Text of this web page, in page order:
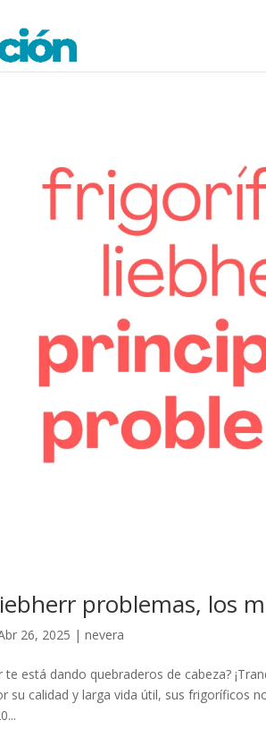
problemas, los
26, 2025 |nevera
está dando quebraderos de cabeza?
su calidad y larga vida útil, sus frigoríficos